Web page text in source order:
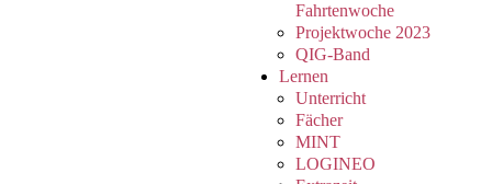
Fahrtenwoche
Projektwoche 2023
QIG-Band
Lernen
Unterricht
Fächer
MINT
LOGINEO